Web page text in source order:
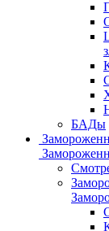
БАДы